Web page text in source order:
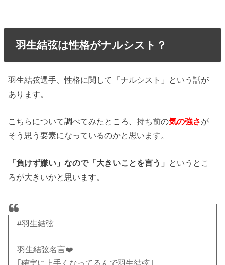
羽生結弦は性格がナルシスト？
羽生結弦選手、性格に関して「ナルシスト」という話が
あります。
こちらについて調べてみたところ、持ち前の気の強さが
そう思う要素になっているのかと思います。
「負けず嫌い」なので「大きいことを言う」 というとこ
ろが大きいかと思います。
#羽生結弦
羽生結弦名言❤️
｢確実に上手くなってるんで羽生結弦｣